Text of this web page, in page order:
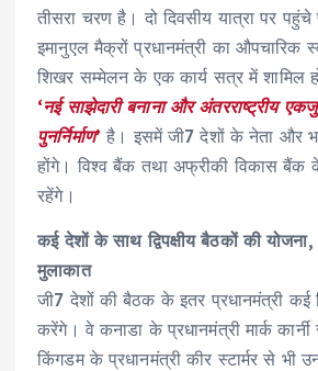
तीसरा चरण है। दो दिवसीय यात्रा पर पहुंचे
इमानुएल मैक्रों प्रधानमंत्री का औपचारिक
शिखर सम्मेलन के एक कार्य सत्र में शामिल
‘नई साझेदारी बनाना और अंतरराष्ट्रीय
पुनर्निर्माण’ है। इसमें जी7 देशों के नेता और
होंगे। विश्व बैंक तथा अफ्रीकी विकास बैंक के
रहेंगे।
कई देशों के साथ द्विपक्षीय बैठकों की योजना,
मुलाकात
जी7 देशों की बैठक के इतर प्रधानमंत्री कई
करेंगे। वे कनाडा के प्रधानमंत्री मार्क
किंगडम के प्रधानमंत्री कीर स्टार्मर से भी